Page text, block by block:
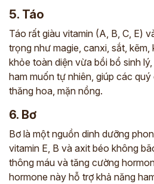
5. Táo
Táo rất giàu vitamin (A, B, C, E)
trọng như magie, canxi, sắt,
khỏe toàn diện vừa bồi bổ sinh
ham muốn tự nhiên, giúp các
thăng hoa, mặn nồng.
6. Bơ
Bơ là một nguồn dinh dưỡng
vitamin E, B và axit béo không
thông máu và tăng cường
hormone này hỗ trợ khả năng